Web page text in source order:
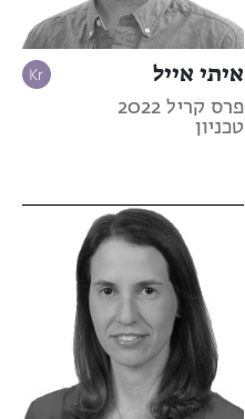
איתי אייל
פרס קריל 2022
טכניון